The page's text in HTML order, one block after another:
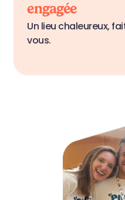
engagée
Un lieu chaleureux,
vous.